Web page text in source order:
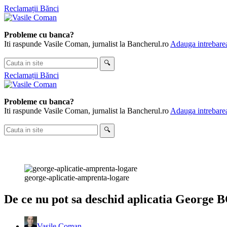
Skip
to
Reclamații Bănci
Probleme cu banca?
Iti raspunde Vasile Coman, jurnalist la Bancherul.ro Adauga
Cauta
in
site
🔍
Reclamații Bănci
Probleme cu banca?
Iti raspunde Vasile Coman, jurnalist la Bancherul.ro Adauga
Cauta
in
🔍
george-aplicatie-amprenta-logare
De ce nu pot sa deschid aplicatia George